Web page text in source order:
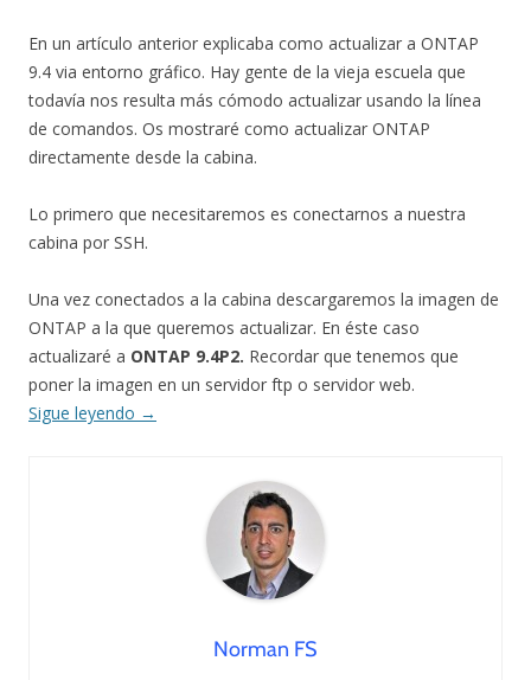
En un artículo anterior explicaba como actualizar a ONTAP
9.4 via entorno gráfico. Hay gente de la vieja escuela que
todavía nos resulta más cómodo actualizar usando la línea
de comandos. Os mostraré como actualizar ONTAP
directamente desde la cabina.
Lo primero que necesitaremos es conectarnos a nuestra
cabina por SSH.
Una vez conectados a la cabina descargaremos la imagen de
ONTAP a la que queremos actualizar. En éste caso
actualizaré a ONTAP 9.4P2. Recordar que tenemos que
poner la imagen en un servidor ftp o servidor web.
Sigue leyendo →
Norman FS